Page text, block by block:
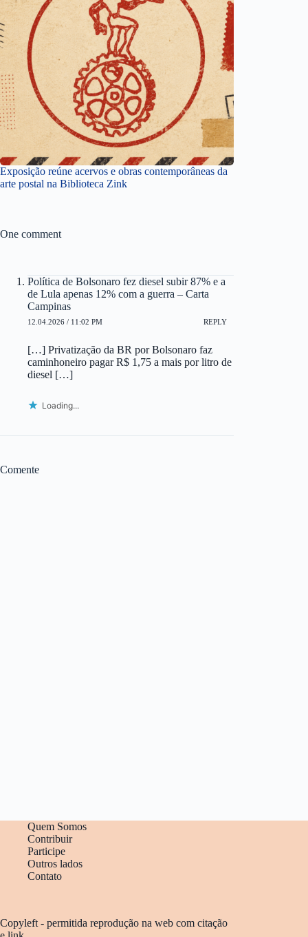
Exposição reúne acervos e obras contemporâneas da
arte postal na Biblioteca Zink
One comment
Política de Bolsonaro fez diesel subir 87% e a
de Lula apenas 12% com a guerra – Carta
Campinas
12.04.2026 / 11:02 PM REPLY
[…] Privatização da BR por Bolsonaro faz
caminhoneiro pagar R$ 1,75 a mais por litro de
diesel […]
Loading...
Comente
Quem Somos
Contribuir
Participe
Outros lados
Contato
Copyleft - permitida reprodução na web com citação